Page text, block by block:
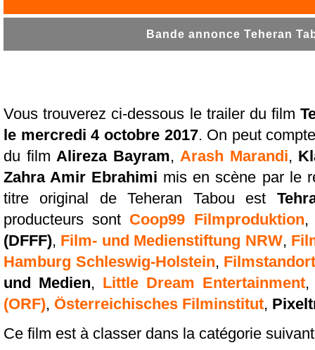
Bande annonce Teheran
Vous trouverez ci-dessous le trailer du film
le mercredi 4 octobre 2017. On peut
du film Alireza Bayram, Arash Marandi,
Zahra Amir Ebrahimi mis en scène par le
titre original de Teheran Tabou est
producteurs sont Coop99 Filmproduktion
(DFFF), Film- und Medienstiftung NRW,
Hamburg Schleswig-Holstein,
und Medien, Little Dream Entertainment
(ORF), Österreichisches Filminstitut,
Ce film est à classer dans la catégorie